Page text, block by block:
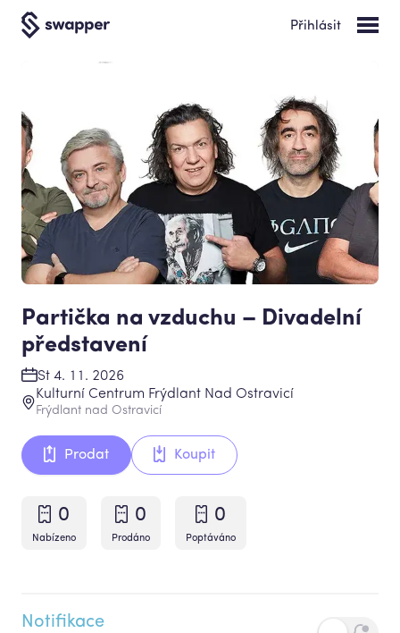
Přihlásit
Partička na vzduchu – Divadelní
představení
St 4. 11. 2026
Kulturní Centrum Frýdlant Nad Ostravicí
Frýdlant nad Ostravicí
Prodat Koupit
0
Nabízeno
0
Prodáno
0
Poptáváno
Notifikace